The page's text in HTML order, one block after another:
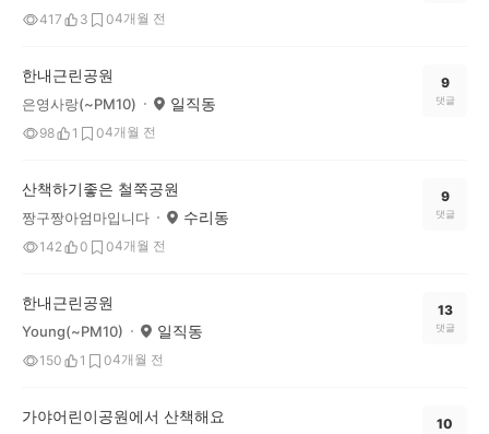
417 3 04개월 전
한내근린공원
은영사랑(~PM10) 일직동
98 1 04개월 전
9
댓글
산책하기좋은 철쭉공원
짱구짱아엄마입니다 수리동
142 0 04개월 전
9
댓글
한내근린공원
Young(~PM10) 일직동
150 1 04개월 전
13
댓글
가야어린이공원에서 산책해요 10